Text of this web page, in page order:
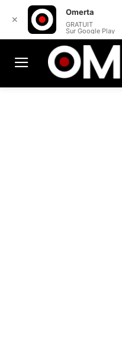
✕
Omerta
GRATUIT
Sur Google Play